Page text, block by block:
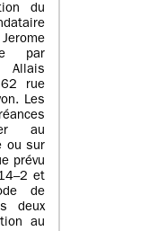
du
par
62 rue
Les
au
ou sur
prévu
et
de
deux
au